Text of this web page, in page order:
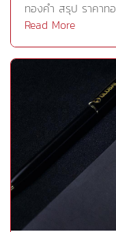
ทองคำ สรุป ราคาท
2.70 ดอลลาร์ต่อออน
ซื้อ (PMI) รวมภาคก
สหรัฐในเดือน มิ.ย.
สุดในรอบ 2 เดือน
ผู้จัดการฝ่ายจัดซื้อ
ของยูโรโซนซึ่งเป็น
โซนฟื้นตัวขึ้นในเดือ
กระนั้นการฟื้นตัวขอ
ซึ่งสะท้อนแรงซื้อใน
ทองคำยังได้รับแร
119.19 จุด นำโดย
ภายหลังจากที่โอเป
Read More